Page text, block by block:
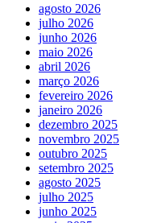
agosto 2026
julho 2026
junho 2026
maio 2026
abril 2026
março 2026
fevereiro 2026
janeiro 2026
dezembro 2025
novembro 2025
outubro 2025
setembro 2025
agosto 2025
julho 2025
junho 2025